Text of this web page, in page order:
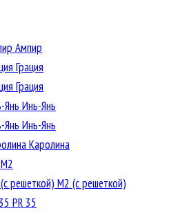
Ампир
Грация
Грация
Инь-Янь
Инь-Янь
Каролина
М2
М2 (с решеткой)
PR 35